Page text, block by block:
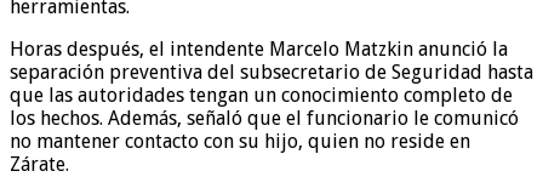
herramientas.
Horas después, el intendente Marcelo Matzkin anunció la
separación preventiva del subsecretario de Seguridad hasta
que las autoridades tengan un conocimiento completo de
los hechos. Además, señaló que el funcionario le comunicó
no mantener contacto con su hijo, quien no reside en
Zárate.